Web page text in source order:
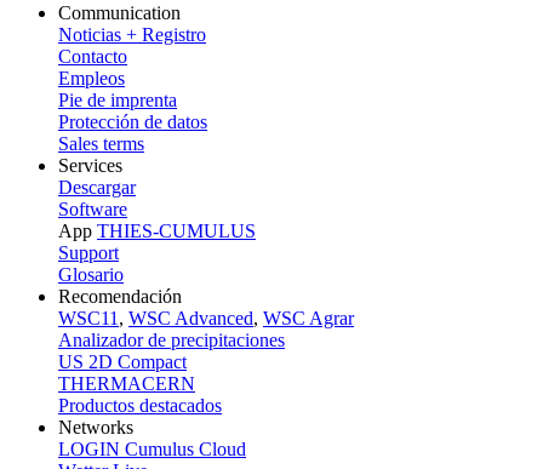
Communication
Noticias + Registro
Contacto
Empleos
Pie de imprenta
Protección de datos
Sales terms
Services
Descargar
Software
App THIES-CUMULUS
Support
Glosario
Recomendación
WSC11 , WSC Advanced, WSC Agrar
Analizador de precipitaciones
US 2D Compact
THERMACERN
Productos destacados
Networks
LOGIN Cumulus Cloud